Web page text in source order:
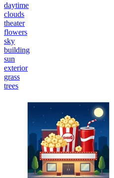
daytime
clouds
theater
flowers
sky
building
sun
exterior
grass
trees